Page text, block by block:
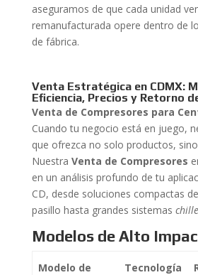
aseguramos de que cada unidad
remanufacturada opere dentro de
de fábrica.
Venta Estratégica en CDMX:
Eficiencia, Precios y Retorno
Venta de Compresores para
Cuando tu negocio está en juego,
que ofrezca no solo productos,
Nuestra Venta de Compresores
en un análisis profundo de tu
CD, desde soluciones compactas
pasillo hasta grandes sistemas
Modelos de Alto
Modelo de
Tecnología